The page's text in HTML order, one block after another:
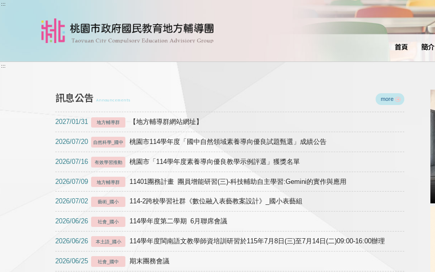
跳到主要內容
:::
首頁 簡介
:::
訊息公告 Announcements more
2027/01/31 地方輔導群 【地方輔導群網站網址】
2026/07/20 自然科學_國中 桃園市114學年度「國中自然領域素養導向優良試題甄選」成績公告
2026/07/16 有效學習推動 桃園市「114學年度素養導向優良教學示例評選」獲獎名單
2026/07/09 地方輔導群 11401團務計畫 團員增能研習(三)-科技輔助自主學習:Gemini的實作與應用
2026/07/02 藝術_國小 114-2跨校學習社群《數位融入表藝教案設計》_國小表藝組
2026/06/26 社會_國小 114學年度第二學期 6月聯席會議
2026/06/26 本土語_國小 114學年度閩南語文教學師資培訓研習於115年7月8日(三)至7月14日(二)09:00-16:00辦理
2026/06/25 社會_國中 期末團務會議